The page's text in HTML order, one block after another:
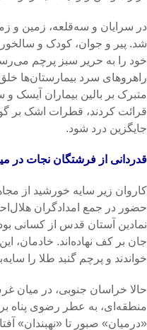
در سرایان و سه‌قلعه، زمین و
شد. پیر و جوان، کودک و
خود را به حریر سبز پرچم
راهروهای سرد بیمارستان‌ها
متبرک بر بالین بیماران آیسک
قرائت کردند، قطرات اشک بر
جایگزین درد شود.
قدردانی از فرشتگان نجات در
کاروان زیر سایه خورشید از
حضور در جمع امدادگران
نمادین آستان قدس از کسانی
جان بر کف نهاده‌اند. خادمان،
خواندند و پرچم گنبد طلا را
منطقه‌ای، به عطر رضوی پناه
«درمیان» صبور تا «نهبندان»